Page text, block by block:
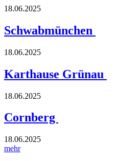
18.06.2025
Schwabmünchen
18.06.2025
Karthause Grünau
18.06.2025
Cornberg
18.06.2025
mehr